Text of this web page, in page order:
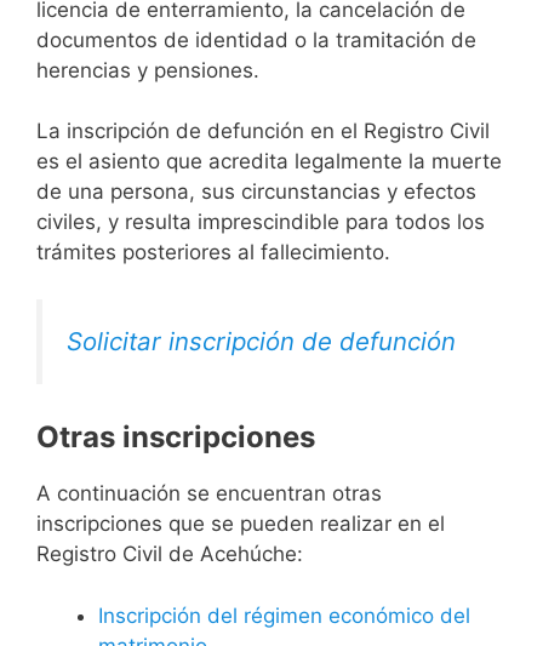
licencia de enterramiento, la cancelación de
documentos de identidad o la tramitación de
herencias y pensiones.
La inscripción de defunción en el Registro Civil
es el asiento que acredita legalmente la muerte
de una persona, sus circunstancias y efectos
civiles, y resulta imprescindible para todos los
trámites posteriores al fallecimiento.
Solicitar inscripción de defunción
Otras inscripciones
A continuación se encuentran otras
inscripciones que se pueden realizar en el
Registro Civil de Acehúche:
Inscripción del régimen económico del